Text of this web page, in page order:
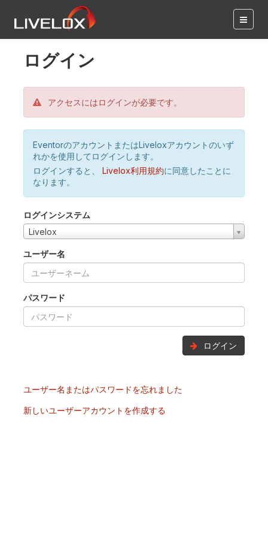
ログイン
アクセスにはログインが必要です。
EventorのアカウントまたはLiveloxアカウントのいず
れかを使用してログインします。
ログインすると、
Livelox利用規約に同意したことに
なります。
ログインシステム
Livelox
ユーザー名
パスワード
ログイン
ユーザー名またはパスワードを忘れました
新しいユーザーアカウントを作成する